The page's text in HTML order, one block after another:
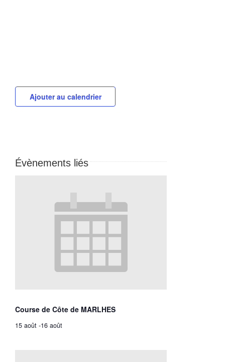
Ajouter au calendrier
Évènements liés
Course de Côte de MARLHES
15 août -16 août